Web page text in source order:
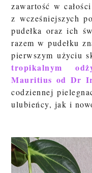
zawartość w
z wcześniejszych
pudełka oraz ich
razem w pudełku
pierwszym użyciu
tropikalnym
Mauritius od Dr
codziennej
ulubieńcy, jak i